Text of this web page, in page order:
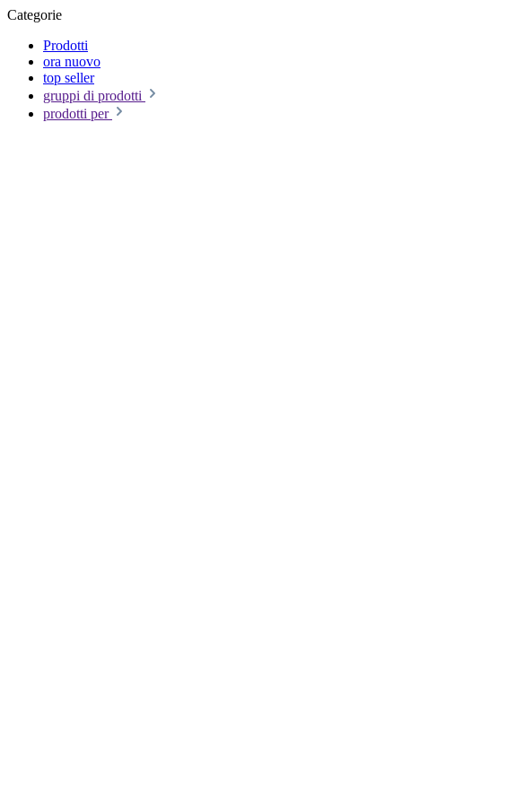
Categorie
Prodotti
ora nuovo
top seller
gruppi di prodotti
prodotti per